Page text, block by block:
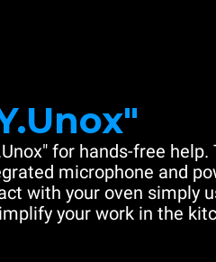
for hands-free
microphone and
with your oven simply
your work in the